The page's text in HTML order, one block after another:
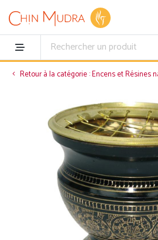
Retour à la catégorie : Encens et Résines